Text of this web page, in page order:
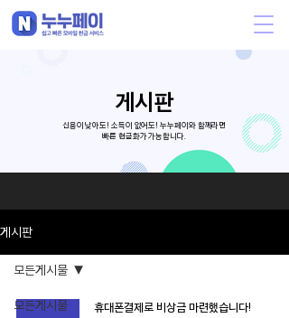
게시판
신용이 낮아도! 소득이 없어도! 누누페이와 함께라면
빠른 현금화가 가능합니다.
게시판
모든게시물
모든게시물
휴대폰결제로 비상금 마련했습니다!